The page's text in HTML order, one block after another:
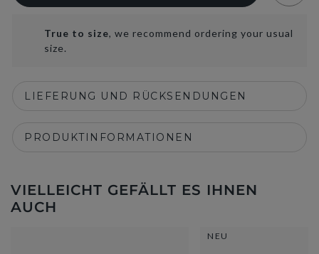
True to size, we recommend ordering your usual
size.
LIEFERUNG UND RÜCKSENDUNGEN
PRODUKTINFORMATIONEN
VIELLEICHT GEFÄLLT ES IHNEN
AUCH
NEU